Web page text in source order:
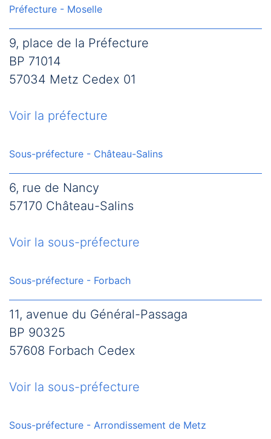
Préfecture - Moselle
9, place de la Préfecture
BP 71014
57034 Metz Cedex 01
Voir la préfecture
Sous-préfecture - Château-Salins
6, rue de Nancy
57170 Château-Salins
Voir la sous-préfecture
Sous-préfecture - Forbach
11, avenue du Général-Passaga
BP 90325
57608 Forbach Cedex
Voir la sous-préfecture
Sous-préfecture - Arrondissement de Metz